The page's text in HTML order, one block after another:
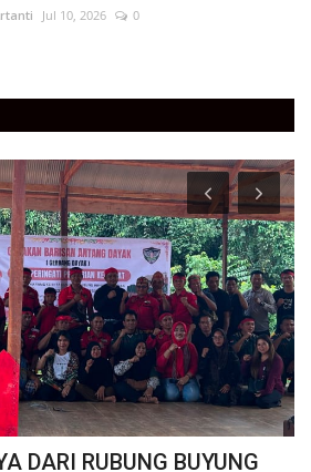
Jul 10, 2026 0
DARI RUBUNG BUYUNG